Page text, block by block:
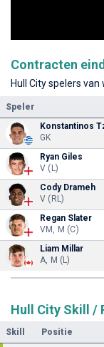
Contracten
Hull City spelers
Speler
Konstantinos
GK
Ryan Giles
V (L)
Cody Drameh
V (RL)
Regan Slater
VM, M (C)
Liam Millar
A, M (L)
Hull City Skill /
Skill Positie